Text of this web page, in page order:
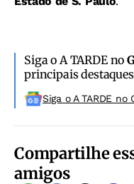
Siga o A TARDE no
principais
Siga o A TARDE no
Compartilhe
amigos